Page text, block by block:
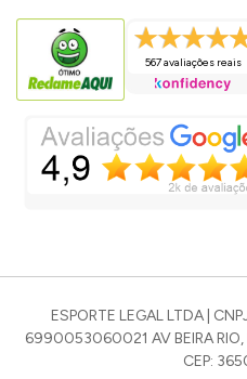
567 avaliações reais
ESPORTE LEGAL LTDA |
6990053060021 AV BEIRA RIO,
CEP: